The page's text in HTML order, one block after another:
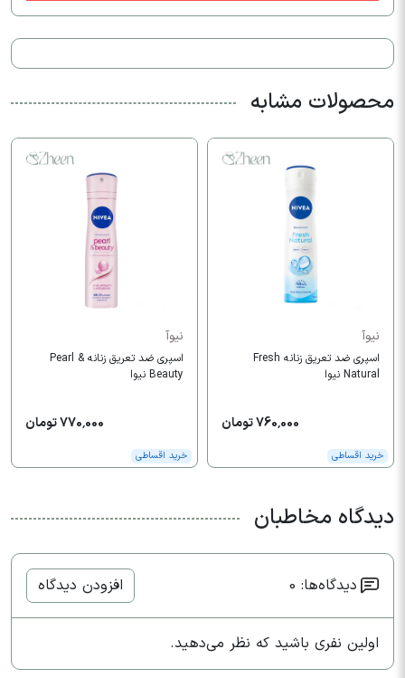
محصولات مشابه
نیوآ
اسپری ضد تعریق زنانه Fresh
Natural نیوا
760,000 تومان
خرید اقساطی
نیوآ
اسپری ضد تعریق زنانه Pearl &
Beauty نیوا
770,000 تومان
خرید اقساطی
دیدگاه مخاطبان
دیدگاه‌ها: 0 افزودن دیدگاه
اولین نفری باشید که نظر می‌دهید.